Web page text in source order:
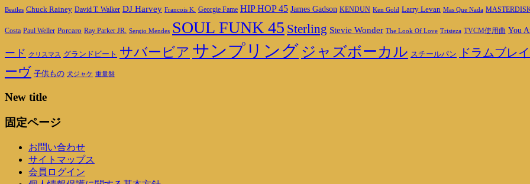
Beatles Chuck Rainey David T. Walker DJ Harvey Francois K. Georgie Fame HIP HOP 45 James Gadson KENDUN Ken Gold Larry Levan Mas Que Nada
Costa Paul Weller Porcaro Ray Parker JR. Sergio Mendes SOUL FUNK 45 Sterling Stevie Wonder The Look Of Love Tristeza TVCM使用曲 You
ード クリスマス グランドビート サバービア サンプリング ジャズボーカル スチールパン ドラムブレ
ーヴ 子供もの 犬ジャケ 重量盤
New title
固定ページ
お問い合わせ
サイトマップス
会員ログイン